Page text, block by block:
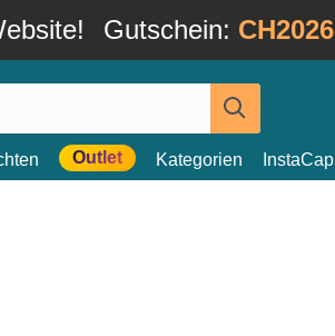
Gutschein: CH2026
Outlet Kategorien InstaCap